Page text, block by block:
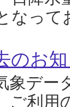
なっ
のお
デー
ご利用